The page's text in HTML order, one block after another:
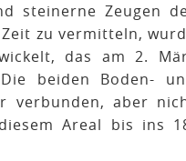
steinerne Zeugen
zu vermitteln,
das am 2.
beiden Boden-
verbunden, aber
Areal bis ins